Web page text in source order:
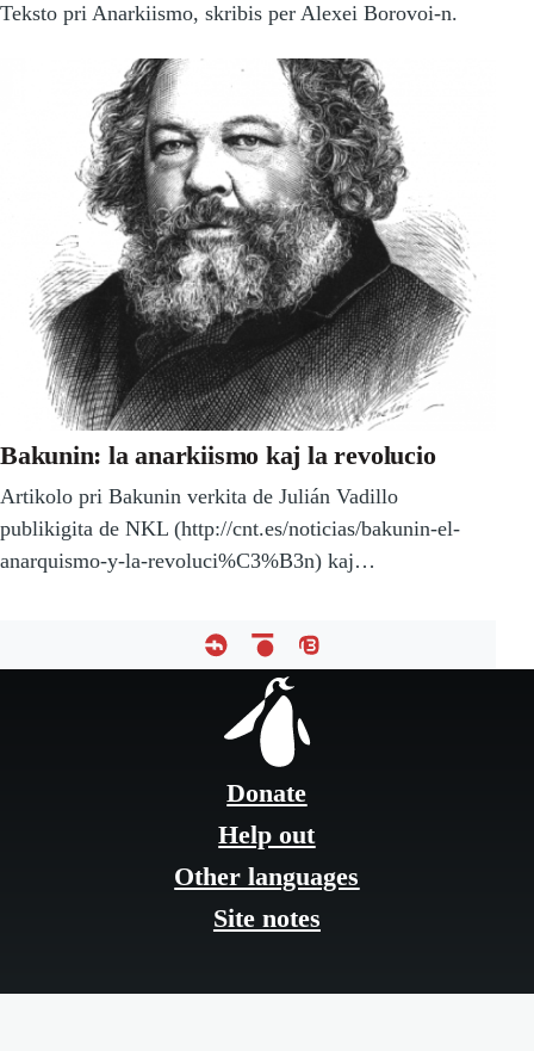
Teksto pri Anarkiismo, skribis per Alexei Borovoi-n.
Bakunin: la anarkiismo kaj la revolucio
Artikolo pri Bakunin verkita de Julián Vadillo
publikigita de NKL (http://cnt.es/noticias/bakunin-el-
anarquismo-y-la-revoluci%C3%B3n) kaj…
Donate
Help out
Other languages
Site notes